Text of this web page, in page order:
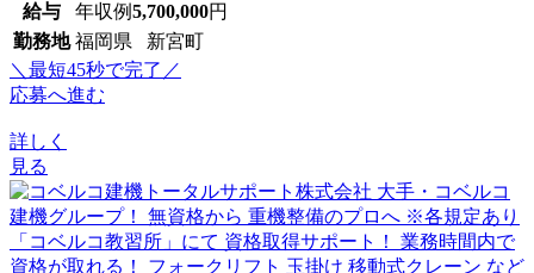
給与 年収例5,700,000円
勤務地 福岡県 新宮町
＼最短45秒で完了／
応募へ進む
詳しく
見る